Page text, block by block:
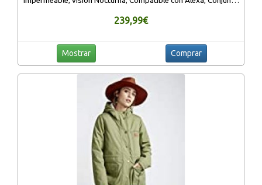
239,99€
Mostrar Comprar